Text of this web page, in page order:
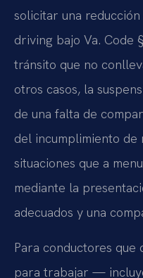
solicitar una
driving bajo Va. Code
tránsito que no
otros casos, la
de una falta de
del incumplimiento
situaciones que a
mediante la
adecuados y una
Para conductores que
para trabajar —